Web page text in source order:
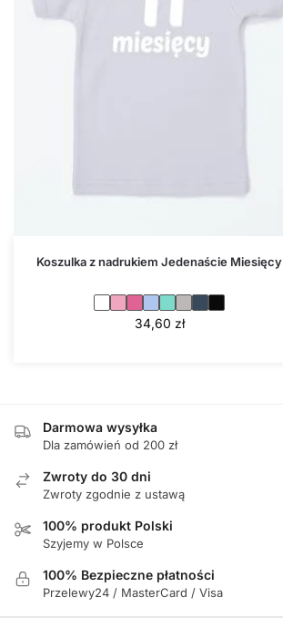
Koszulka z nadrukiem Jedenaście Miesięcy
34,60 zł
Darmowa wysyłka
Dla zamówień od 200 zł
Zwroty do 30 dni
Zwroty zgodnie z ustawą
100% produkt Polski
Szyjemy w Polsce
100% Bezpieczne płatności
Przelewy24 / MasterCard / Visa